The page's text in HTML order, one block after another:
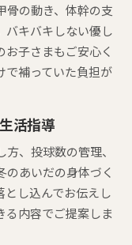
骨の動き、体幹の支
バキバキしない優し
子さまもご安心く
で補っていた負担が
活指導
、投球数の管理、
のあいだの身体づく
とし込んでお伝えし
る内容でご提案しま